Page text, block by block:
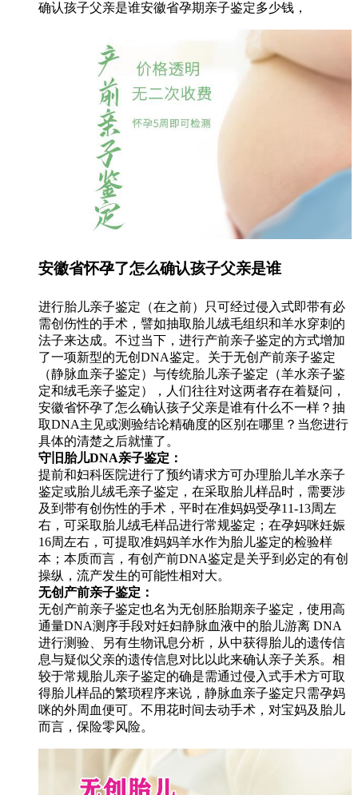
确认孩子父亲是谁安徽省孕期亲子鉴定多少钱，
安徽省怀孕了怎么确认孩子父亲是谁
进行胎儿亲子鉴定（在之前）只可经过侵入式即带有必
需创伤性的手术，譬如抽取胎儿绒毛组织和羊水穿刺的
法子来达成。不过当下，进行产前亲子鉴定的方式增加
了一项新型的无创DNA鉴定。关于无创产前亲子鉴定
（静脉血亲子鉴定）与传统胎儿亲子鉴定（羊水亲子鉴
定和绒毛亲子鉴定），人们往往对这两者存在着疑问，
安徽省怀孕了怎么确认孩子父亲是谁有什么不一样？抽
取DNA主见或测验结论精确度的区别在哪里？当您进行
具体的清楚之后就懂了。
守旧胎儿DNA亲子鉴定：
提前和妇科医院进行了预约请求方可办理胎儿羊水亲子
鉴定或胎儿绒毛亲子鉴定，在采取胎儿样品时，需要涉
及到带有创伤性的手术，平时在准妈妈受孕11-13周左
右，可采取胎儿绒毛样品进行常规鉴定；在孕妈咪妊娠
16周左右，可提取准妈妈羊水作为胎儿鉴定的检验样
本；本质而言，有创产前DNA鉴定是关乎到必定的有创
操纵，流产发生的可能性相对大。
无创产前亲子鉴定：
无创产前亲子鉴定也名为无创胚胎期亲子鉴定，使用高
通量DNA测序手段对妊妇静脉血液中的胎儿游离 DNA
进行测验、另有生物讯息分析，从中获得胎儿的遗传信
息与疑似父亲的遗传信息对比以此来确认亲子关系。相
较于常规胎儿亲子鉴定的确是需通过侵入式手术方可取
得胎儿样品的繁琐程序来说，静脉血亲子鉴定只需孕妈
咪的外周血便可。不用花时间去动手术，对宝妈及胎儿
而言，保险零风险。